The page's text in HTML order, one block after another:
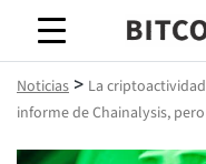
Noticias > La
informe de Chainalysis,